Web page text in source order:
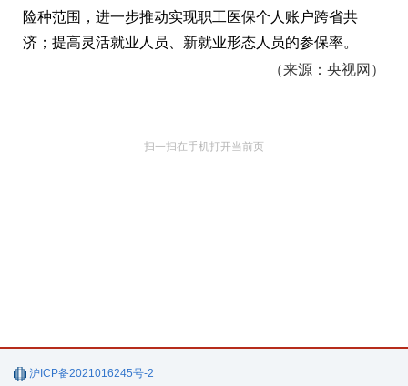
险种范围，进一步推动实现职工医保个人账户跨省共
济；提高灵活就业人员、新就业形态人员的参保率。
（来源：央视网）
扫一扫在手机打开当前页
沪ICP备2021016245号-2